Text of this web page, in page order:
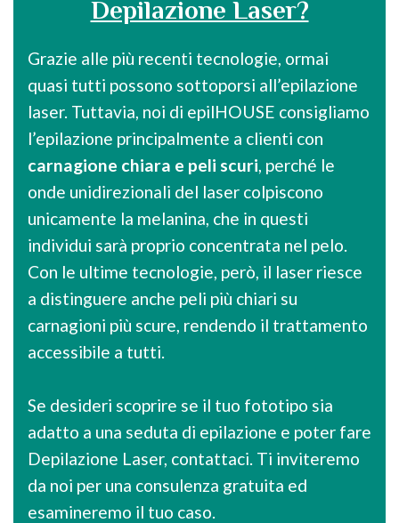
Depilazione Laser?
Grazie alle più recenti tecnologie, ormai
quasi tutti possono sottoporsi all’epilazione
laser. Tuttavia, noi di epilHOUSE consigliamo
l’epilazione principalmente a clienti con
carnagione chiara e peli scuri, perché le
onde unidirezionali del laser colpiscono
unicamente la melanina, che in questi
individui sarà proprio concentrata nel pelo.
Con le ultime tecnologie, però, il laser riesce
a distinguere anche peli più chiari su
carnagioni più scure, rendendo il trattamento
accessibile a tutti.
Se desideri scoprire se il tuo fototipo sia
adatto a una seduta di epilazione e poter fare
Depilazione Laser, contattaci. Ti inviteremo
da noi per una consulenza gratuita ed
esamineremo il tuo caso.